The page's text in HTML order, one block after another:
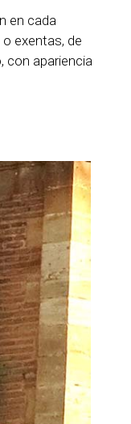
en cada
exentas, de
con apariencia